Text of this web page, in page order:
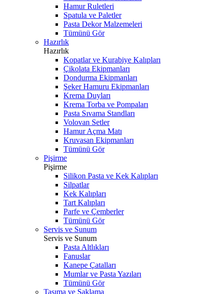
Hamur Ruletleri
Spatula ve Paletler
Pasta Dekor Malzemeleri
Tümünü Gör
Hazırlık
Hazırlık
Kopatlar ve Kurabiye Kalıpları
Çikolata Ekipmanları
Dondurma Ekipmanları
Şeker Hamuru Ekipmanları
Krema Duyları
Krema Torba ve Pompaları
Pasta Sıvama Standları
Volovan Setler
Hamur Açma Matı
Kruvasan Ekipmanları
Tümünü Gör
Pişirme
Pişirme
Silikon Pasta ve Kek Kalıpları
Silpatlar
Kek Kalıpları
Tart Kalıpları
Parfe ve Çemberler
Tümünü Gör
Servis ve Sunum
Servis ve Sunum
Pasta Altlıkları
Fanuslar
Kanepe Çatalları
Mumlar ve Pasta Yazıları
Tümünü Gör
Taşıma ve Saklama